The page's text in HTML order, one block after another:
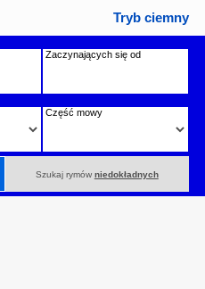
Tryb ciemny
Zaczynających się od
Część mowy
Szukaj rymów niedokładnych